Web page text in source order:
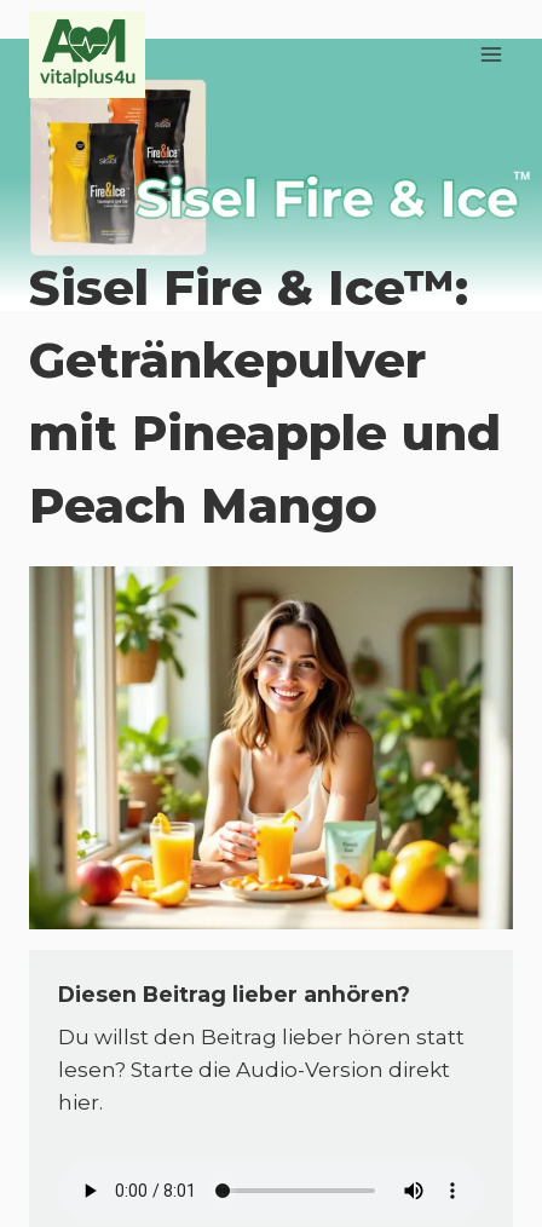
Zum
Inhalt
springen
Sisel Fire & Ice™:
Getränkepulver
mit Pineapple und
Peach Mango
Diesen Beitrag lieber anhören?
Du willst den Beitrag lieber hören statt
lesen? Starte die Audio-Version direkt
hier.